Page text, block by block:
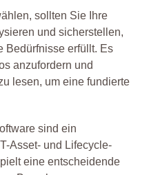
sollten Sie Ihre
und sicherstellen,
Bedürfnisse erfüllt. Es
anzufordern und
lesen, um eine fundierte
sind ein
Asset- und Lifecycle-
eine entscheidende